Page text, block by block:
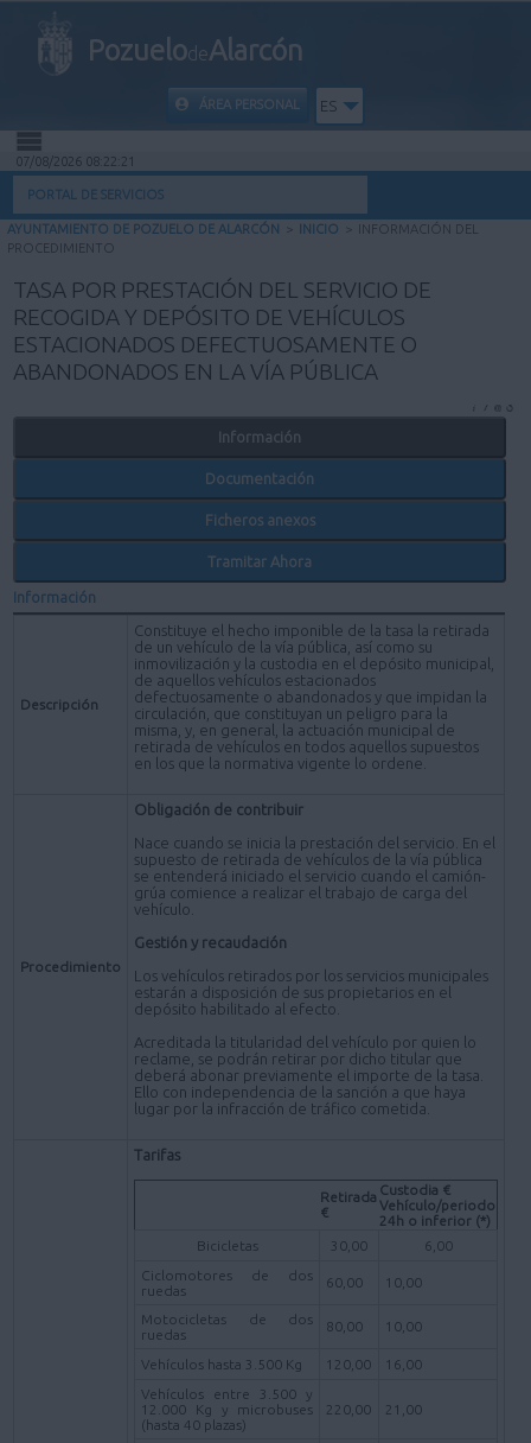
PozuelodeAlarcón
ÁREA PERSONAL ES
INICIO
INFORMACIÓN PÚBLICA
MI CARPETA
INFORMACIÓN MUNICIPAL
AYUDA
07/08/2026 08:22:21
PORTAL DE SERVICIOS
AYUNTAMIENTO DE POZUELO DE ALARCÓN > INICIO > INFORMACIÓN DEL
PROCEDIMIENTO
TASA POR PRESTACIÓN DEL SERVICIO DE
RECOGIDA Y DEPÓSITO DE VEHÍCULOS
ESTACIONADOS DEFECTUOSAMENTE O
ABANDONADOS EN LA VÍA PÚBLICA
Información
Documentación
Ficheros anexos
Tramitar Ahora
Información
Descripción
Constituye el hecho imponible de la tasa la retirada
de un vehículo de la vía pública, así como su
inmovilización y la custodia en el depósito municipal,
de aquellos vehículos estacionados
defectuosamente o abandonados y que impidan la
circulación, que constituyan un peligro para la
misma, y, en general, la actuación municipal de
retirada de vehículos en todos aquellos supuestos
en los que la normativa vigente lo ordene.
Procedimiento
Obligación de contribuir
Nace cuando se inicia la prestación del servicio. En el
supuesto de retirada de vehículos de la vía pública
se entenderá iniciado el servicio cuando el camión-
grúa comience a realizar el trabajo de carga del
vehículo.
Gestión y recaudación
Los vehículos retirados por los servicios municipales
estarán a disposición de sus propietarios en el
depósito habilitado al efecto.
Acreditada la titularidad del vehículo por quien lo
reclame, se podrán retirar por dicho titular que
deberá abonar previamente el importe de la tasa.
Ello con independencia de la sanción a que haya
lugar por la infracción de tráfico cometida.
Tarifas
Retirada
€
Custodia €
Vehículo/periodo
24h o inferior (*)
Bicicletas
30,00
6,00
Ciclomotores de dos
ruedas
60,00 10,00
Motocicletas de dos
ruedas
80,00 10,00
Vehículos hasta 3.500 Kg 120,00
16,00
Vehículos entre 3.500 y
12.000 Kg y microbuses
(hasta 40 plazas)
220,00 21,00